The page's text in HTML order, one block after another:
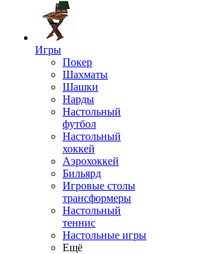
Игры
Покер
Шахматы
Шашки
Нарды
Настольный
футбол
Настольный
хоккей
Аэрохоккей
Бильярд
Игровые столы
трансформеры
Настольный
теннис
Настольные игры
Ещё